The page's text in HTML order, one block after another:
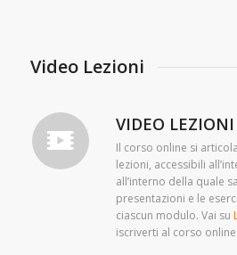
Video Lezioni
VIDEO LEZIONI
Il corso online si
lezioni, accessibili
all’interno della quale
presentazioni e le
ciascun modulo. Vai su
iscriverti al corso online.